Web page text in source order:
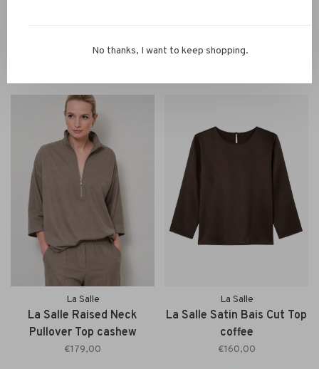
Merino Wol off white
Pullover Top iron bleu
La Salle
La Salle Raised Neck
Pullover Top cashew
€179,00
La Salle
La Salle Satin Bais Cut Top
coffee
€160,00
No thanks, I want to keep shopping.